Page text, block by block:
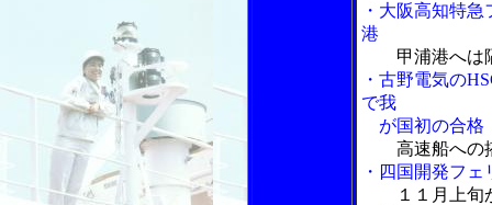
・大阪高知特
港
甲浦港へは
・古野電気の
で我
が国初の合格
高速船への
・四国開発フ
１１月上